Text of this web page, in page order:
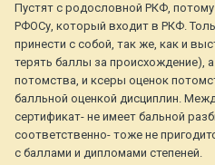
Пустят с родословной РКФ,
РФОСу, который входит в РКФ.
принести с собой, так же, как и
терять баллы за происхождение),
потомства, и ксеры оценок
балльной оценкой дисциплин.
сертификат- не имеет бальной
соответственно- тоже не
с баллами и дипломами степеней.